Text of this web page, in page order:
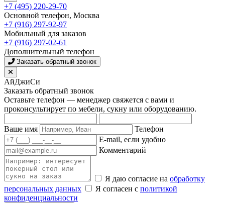
+7 (495) 220-29-70
Основной телефон, Москва
+7 (916) 297-92-97
Мобильный для заказов
+7 (916) 297-02-61
Дополнительный телефон
Заказать обратный звонок
АйДжиСи
Заказать обратный звонок
Оставьте телефон — менеджер свяжется с вами и
проконсультирует по мебели, сукну или оборудованию.
Ваше имя
Телефон
E-mail, если удобно
Комментарий
Я даю согласие на обработку
персональных данных
Я согласен с политикой
конфиденциальности